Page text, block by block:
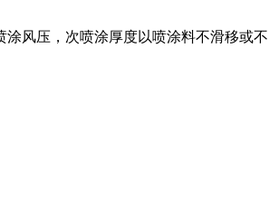
风压，次喷涂厚度以喷涂料不滑移或不